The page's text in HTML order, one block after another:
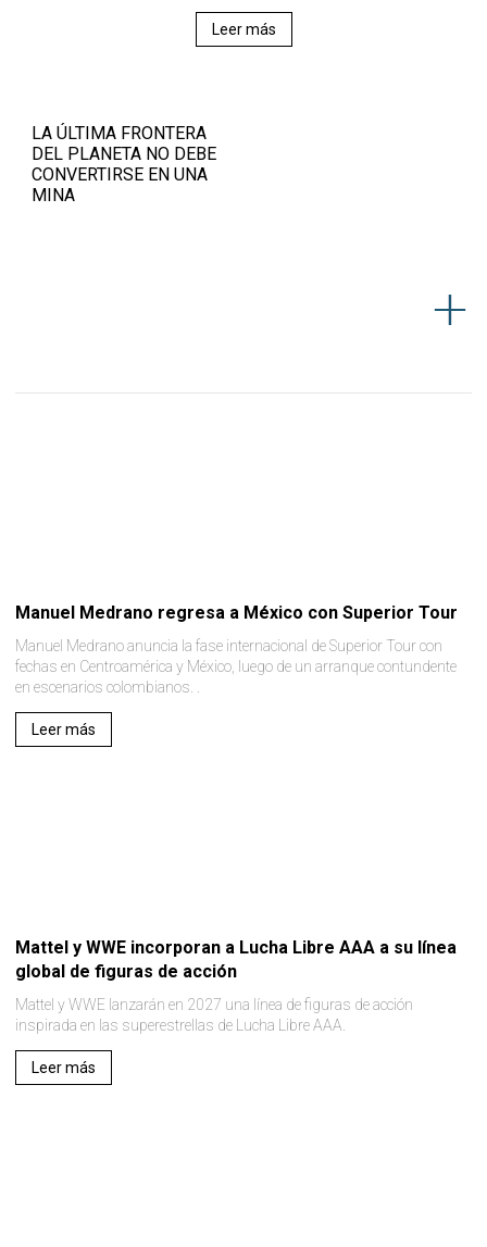
Leer más
LA ÚLTIMA FRONTERA
DEL PLANETA NO DEBE
CONVERTIRSE EN UNA
MINA
Manuel Medrano regresa a México con Superior Tour
Manuel Medrano anuncia la fase internacional de Superior Tour con
fechas en Centroamérica y México, luego de un arranque contundente
en escenarios colombianos. .
Leer más
Mattel y WWE incorporan a Lucha Libre AAA a su línea
global de figuras de acción
Mattel y WWE lanzarán en 2027 una línea de figuras de acción
inspirada en las superestrellas de Lucha Libre AAA.
Leer más